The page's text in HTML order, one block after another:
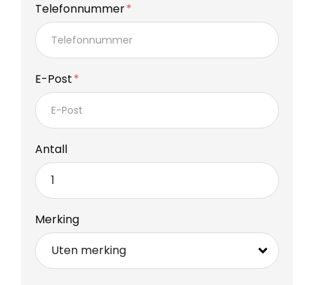
Telefonnummer
E-Post
Antall
Merking